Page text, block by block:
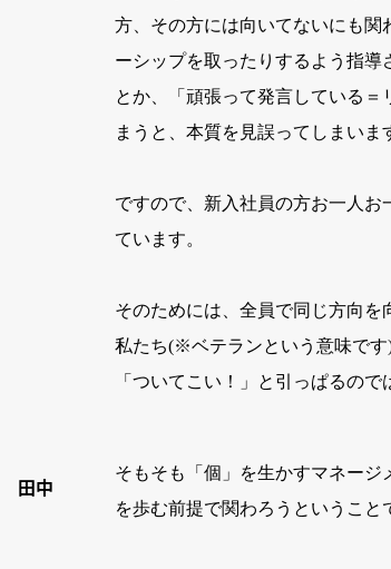
方、その方には向いてないにも
ーシップを取ったりするよう指導
とか、「頑張って発言している
まうと、本質を見誤ってしまいま
ですので、新入社員の方お一人お
ています。
そのためには、全員で同じ方向を
私たち(※ベテランという意味です
「ついてこい！」と引っぱるの
田中
そもそも「個」を生かすマネー
を歩む前提で関わろうということ